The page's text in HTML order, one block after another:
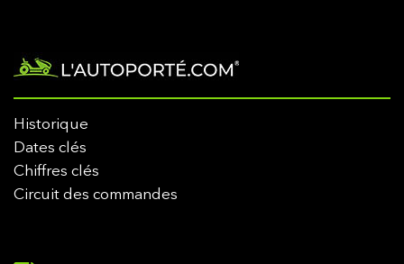
Historique
Dates clés
Chiffres clés
Circuit des commandes